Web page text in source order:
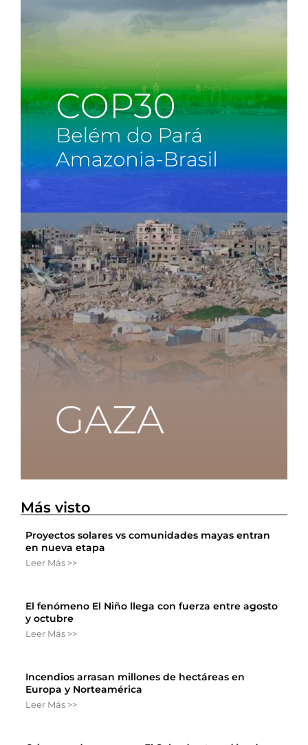
Más visto
Proyectos solares vs comunidades mayas entran
en nueva etapa
Leer Más >>
El fenómeno El Niño llega con fuerza entre agosto
y octubre
Leer Más >>
Incendios arrasan millones de hectáreas en
Europa y Norteamérica
Leer Más >>